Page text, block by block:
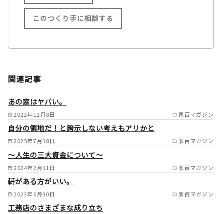
施工範囲
島市/愛西市/尾張旭市/瀬戸市/
日進市/長久手市/みよし市/東
郷町/刈谷市/安城市/大府市/東
海市/知立市/豊田市/西尾市/岡
崎市/阿久比町/羽島市/各務原
このつくり手に相談する
関連記事
2022年12月8日 家百マガジン
あの窓はヤバい。
2025年7月18日 家百マガジン
自分の領地だ！と誇示しない考えもアリかと
2024年2月11日 家百マガジン
～人生の三大資金について～
2023年6月30日 家百マガジン
軒がある方がいい。
工務店のさまざまな成り立ち